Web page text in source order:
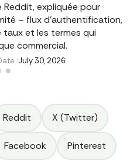
expliquée pour
– flux d'authentification,
et les termes qui
commercial.
:July 30, 2026
Reddit X (Twitter)
Facebook Pinterest